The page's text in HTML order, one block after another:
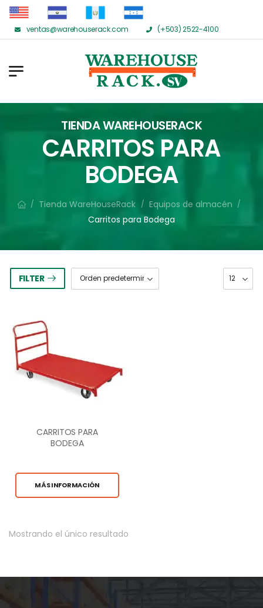
ventas@warehouserack.com (+503) 2522-4100
TIENDA WAREHOUSERACK
CARRITOS PARA
BODEGA
/ Tienda WareHouseRack / Equipos de almacén /
Carritos para Bodega
FILTER
CARRITOS PARA
BODEGA
MÁS INFORMACIÓN
Mostrando el único resultado